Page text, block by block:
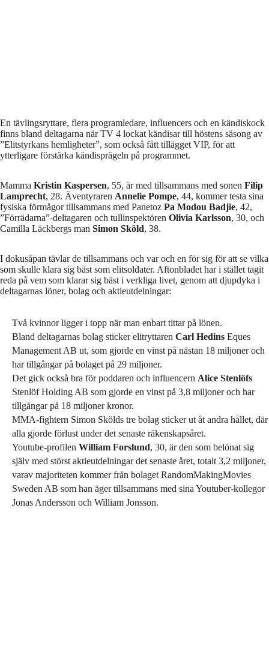
En tävlingsryttare, flera programledare, influencers och en kändiskock
finns bland deltagarna när TV 4 lockat kändisar till höstens säsong av
”Elitstyrkans hemligheter”, som också fått tillägget VIP, för att
ytterligare förstärka kändisprägeln på programmet.
Mamma Kristin Kaspersen, 55, är med tillsammans med sonen Filip
Lamprecht, 28. Äventyraren Annelie Pompe, 44, kommer testa sina
fysiska förmågor tillsammans med Panetoz Pa Modou Badjie, 42,
”Förrädarna”-deltagaren och tullinspektören Olivia Karlsson, 30, och
Camilla Läckbergs man Simon Sköld, 38.
I dokusåpan tävlar de tillsammans och var och en för sig för att se vilka
som skulle klara sig bäst som elitsoldater. Aftonbladet har i stället tagit
reda på vem som klarar sig bäst i verkliga livet, genom att djupdyka i
deltagarnas löner, bolag och aktieutdelningar:
Två kvinnor ligger i topp när man enbart tittar på lönen.
Bland deltagarnas bolag sticker elitryttaren Carl Hedins Eques
Management AB ut, som gjorde en vinst på nästan 18 miljoner och
har tillgångar på bolaget på 29 miljoner.
Det gick också bra för poddaren och influencern Alice Stenlöfs
Stenlöf Holding AB som gjorde en vinst på 3,8 miljoner och har
tillgångar på 18 miljoner kronor.
MMA-fightern Simon Skölds tre bolag sticker ut åt andra hållet, där
alla gjorde förlust under det senaste räkenskapsåret.
Youtube-profilen William Forslund, 30, är den som belönat sig
själv med störst aktieutdelningar det senaste året, totalt 3,2 miljoner,
varav majoriteten kommer från bolaget RandomMakingMovies
Sweden AB som han äger tillsammans med sina Youtuber-kollegor
Jonas Andersson och William Jonsson.